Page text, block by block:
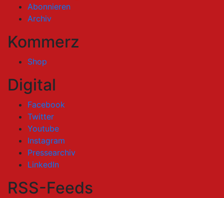
Abonnieren
Archiv
Kommerz
Shop
Digital
Facebook
Twitter
Youtube
Instagram
Pressearchiv
LinkedIn
RSS-Feeds